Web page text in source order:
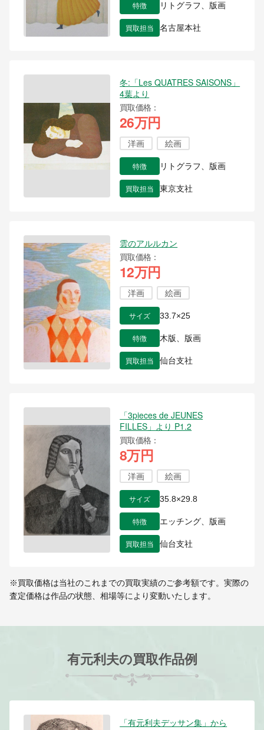
特徴 リトグラフ、版画
買取担当 名古屋本社
冬:「Les QUATRES SAISONS」
4葉より
買取価格
26万円
洋画 絵画
特徴 リトグラフ、版画
買取担当 東京支社
雲のアルルカン
買取価格
12万円
洋画 絵画
サイズ 33.7×25
特徴 木版、版画
買取担当 仙台支社
「3pieces de JEUNES
FILLES」より P1.2
買取価格
8万円
洋画 絵画
サイズ 35.8×29.8
特徴 エッチング、版画
買取担当 仙台支社
※買取価格は当社のこれまでの買取実績のご参考額です。実際の
査定価格は作品の状態、相場等により変動いたします。
有元利夫の買取作品例
「有元利夫デッサン集」から